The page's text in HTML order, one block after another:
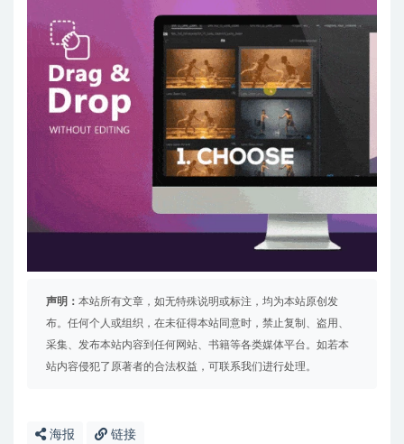
声明： 本站所有文章，如无特殊说明或标注，均为本站原创发
布。任何个人或组织，在未征得本站同意时，禁止复制、盗用、
采集、发布本站内容到任何网站、书籍等各类媒体平台。如若本
站内容侵犯了原著者的合法权益，可联系我们进行处理。
海报 链接